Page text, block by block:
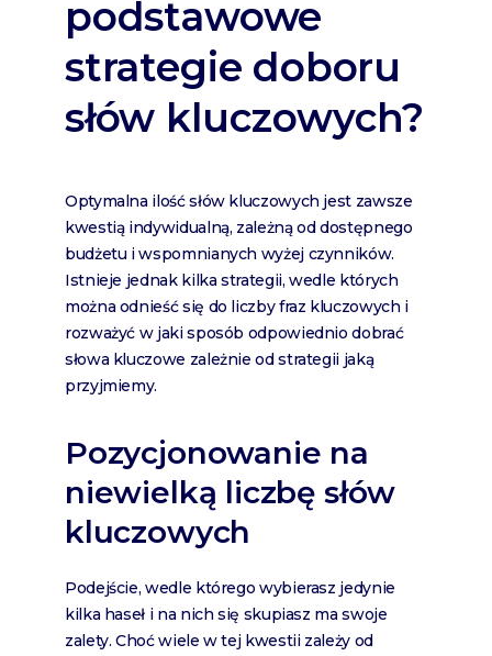
podstawowe
strategie doboru
słów kluczowych?
Optymalna ilość słów kluczowych jest zawsze
kwestią indywidualną, zależną od dostępnego
budżetu i wspomnianych wyżej czynników.
Istnieje jednak kilka strategii, wedle których
można odnieść się do liczby fraz kluczowych i
rozważyć w jaki sposób odpowiednio dobrać
słowa kluczowe zależnie od strategii jaką
przyjmiemy.
Pozycjonowanie na
niewielką liczbę słów
kluczowych
Podejście, wedle którego wybierasz jedynie
kilka haseł i na nich się skupiasz ma swoje
zalety. Choć wiele w tej kwestii zależy od